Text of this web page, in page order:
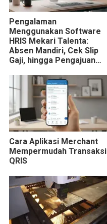
Pengalaman
Menggunakan Software
HRIS Mekari Talenta:
Absen Mandiri, Cek Slip
Gaji, hingga Pengajuan
Cara Aplikasi Merchant
Mempermudah Transaksi
QRIS